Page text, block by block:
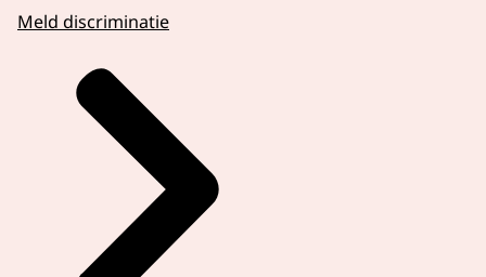
Meld discriminatie